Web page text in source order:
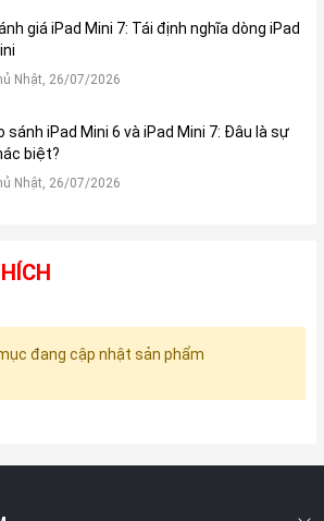
giá iPad Mini 7: Tái định nghĩa dòng iPad
Nhật, 26/07/2026
sánh iPad Mini 6 và iPad Mini 7: Đâu là sự
biệt?
Nhật, 26/07/2026
đang cập nhật sản phẩm